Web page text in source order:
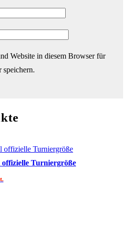
Website in diesem Browser für
speichern.
Turniergröße